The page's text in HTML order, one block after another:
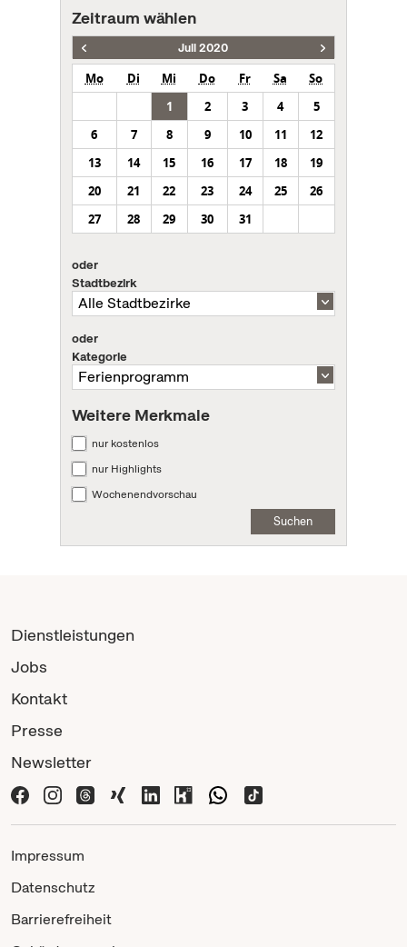
Zeitraum wählen
Juli 2020
Mo Di Mi Do Fr Sa
So
1
2 3 4
5
6
7 8 9 10 11
12
13
14 15 16 17 18
19
20
21 22 23 24 25
26
27
28 29 30 31
oder
Stadtbezirk
oder
Kategorie
Weitere Merkmale
nur kostenlos
nur Highlights
Wochenendvorschau
Suchen
Dienstleistungen
Jobs
Kontakt
Presse
Newsletter
Impressum
Datenschutz
Barrierefreiheit